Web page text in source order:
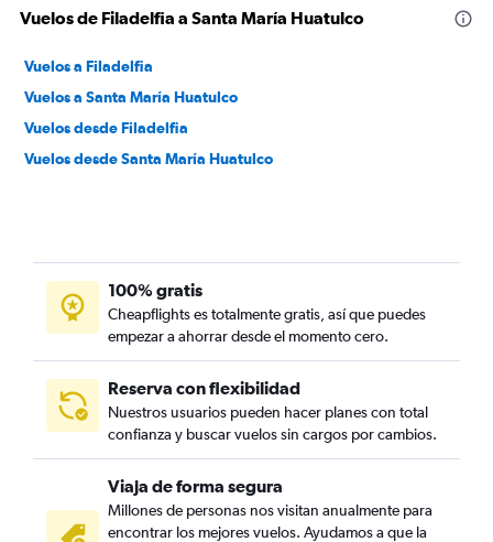
Vuelos de Filadelfia a Santa María Huatulco
Vuelos a Filadelfia
Vuelos a Santa María Huatulco
Vuelos desde Filadelfia
Vuelos desde Santa María Huatulco
100% gratis
Cheapflights es totalmente gratis, así que puedes
empezar a ahorrar desde el momento cero.
Reserva con flexibilidad
Nuestros usuarios pueden hacer planes con total
confianza y buscar vuelos sin cargos por cambios.
Viaja de forma segura
Millones de personas nos visitan anualmente para
encontrar los mejores vuelos. Ayudamos a que la